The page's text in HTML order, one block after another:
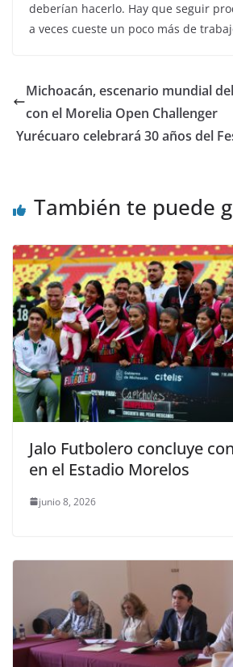
deberían hacerlo. Hay que seguir
a veces cueste un poco más de
Michoacán, escenario mundial
con el Morelia Open Challenger
Yurécuaro celebrará 30 años del
También te puede
Jalo Futbolero concluye
en el Estadio Morelos
junio 8, 2026